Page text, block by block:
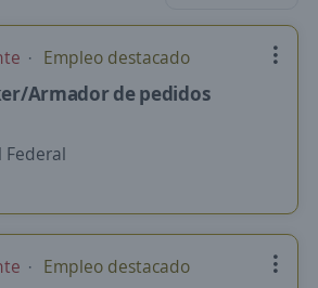
Empleo destacado
Armador de pedidos
Federal
Empleo destacado